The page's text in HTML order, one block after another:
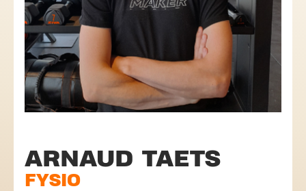
ARNAUD TAETS
FYSIO